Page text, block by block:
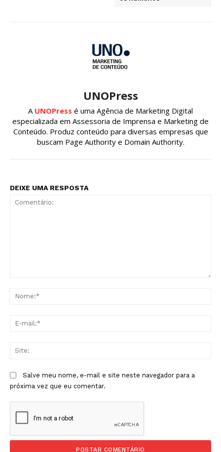
UNOPress
A UNOPress é uma Agência de Marketing Digital
especializada em Assessoria de Imprensa e Marketing de
Conteúdo. Produz conteúdo para diversas empresas que
buscam Page Authority e Domain Authority.
DEIXE UMA RESPOSTA
Salve meu nome, e-mail e site neste navegador para a
próxima vez que eu comentar.